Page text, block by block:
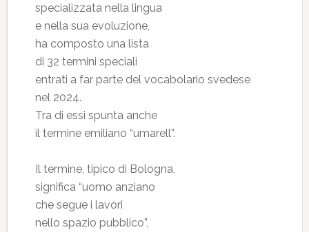
specializzata nella lingua
e nella sua evoluzione,
ha composto una lista
di 32 termini speciali
entrati a far parte del vocabolario svedese
nel 2024.
Tra di essi spunta anche
il termine emiliano “umarell”.
Il termine, tipico di Bologna,
significa “uomo anziano
che segue i lavori
nello spazio pubblico”,